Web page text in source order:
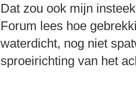
Dat zou ook mijn
Forum lees hoe
waterdicht, nog niet
sproeirichting van het